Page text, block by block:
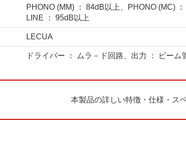
PHONO (MM) ： 84dB以上、PHONO (MC)
LINE ： 95dB以上
LECUA
ドライバー ： ムラ－ド回路、出力 ： ビーム
本製品の詳しい特徴・仕様・ス